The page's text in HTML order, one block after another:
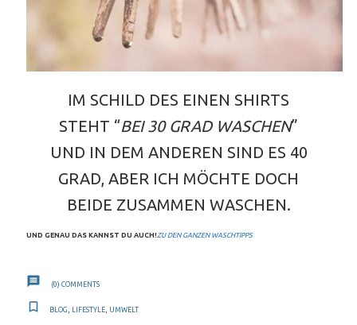
IM SCHILD DES EINEN SHIRTS
STEHT “BEI 30 GRAD WASCHEN”
UND IN DEM ANDEREN SIND ES 40
GRAD, ABER ICH MÖCHTE DOCH
BEIDE ZUSAMMEN WASCHEN.
UND GENAU DAS KANNST DU AUCH!ZU DEN GANZEN WASCHTIPPS
(0) COMMENTS
BLOG LIFESTYLE UMWELT